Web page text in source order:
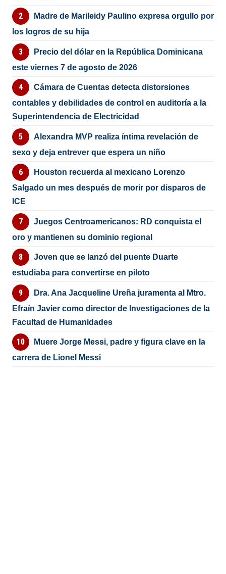
Madre de Marileidy Paulino expresa orgullo por
los logros de su hija
Precio del dólar en la República Dominicana
este viernes 7 de agosto de 2026
Cámara de Cuentas detecta distorsiones
contables y debilidades de control en auditoría a la
Superintendencia de Electricidad
Alexandra MVP realiza íntima revelación de
sexo y deja entrever que espera un niño
Houston recuerda al mexicano Lorenzo
Salgado un mes después de morir por disparos de
ICE
Juegos Centroamericanos: RD conquista el
oro y mantienen su dominio regional
Joven que se lanzó del puente Duarte
estudiaba para convertirse en piloto
Dra. Ana Jacqueline Ureña juramenta al Mtro.
Efraín Javier como director de Investigaciones de la
Facultad de Humanidades
Muere Jorge Messi, padre y figura clave en la
carrera de Lionel Messi